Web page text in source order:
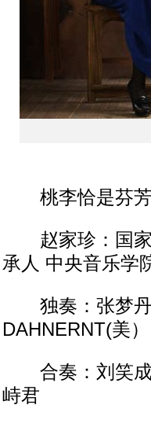
桃李恰是芬芳
赵家珍：国家
承人 中央音乐学
独奏：张梦丹
DAHNERNT(美）
合奏：刘笑成
峙君